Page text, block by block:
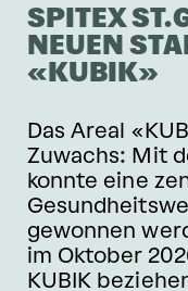
SPITEX
NEUEN
«KUBIK»
Das Areal
Zuwachs: Mit
konnte eine
gewonnen
im Oktober
KUBIK